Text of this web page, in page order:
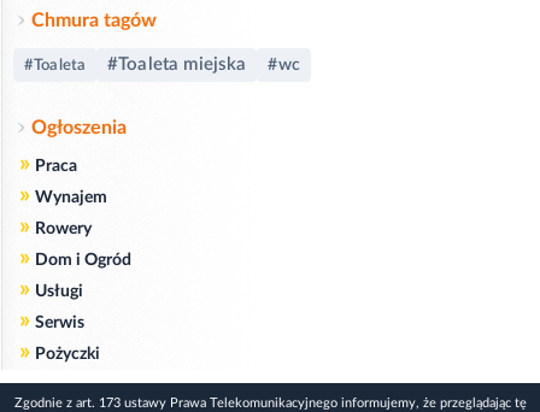
Chmura tagów
#Toaleta #Toaleta miejska #wc
Ogłoszenia
» Praca
» Wynajem
» Rowery
» Dom i Ogród
» Usługi
» Serwis
» Pożyczki
Zgodnie z art. 173 ustawy Prawa Telekomunikacyjnego informujemy, że przeglądając tę